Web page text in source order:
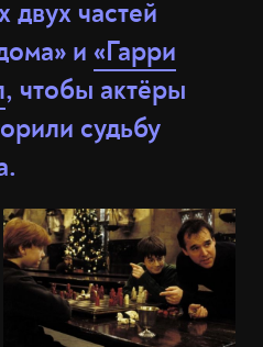
двух частей
и «Гарри
, чтобы актёры
судьбу